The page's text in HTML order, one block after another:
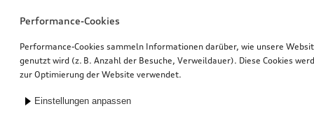
Performance-Cookies
Performance-Cookies sammeln Informationen darüber, wie unsere
genutzt wird (z. B. Anzahl der Besuche, Verweildauer). Diese Cookies
zur Optimierung der Website verwendet.
Einstellungen anpassen